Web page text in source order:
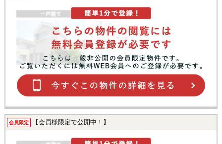
会員限定 【会員様限定で公開中！】